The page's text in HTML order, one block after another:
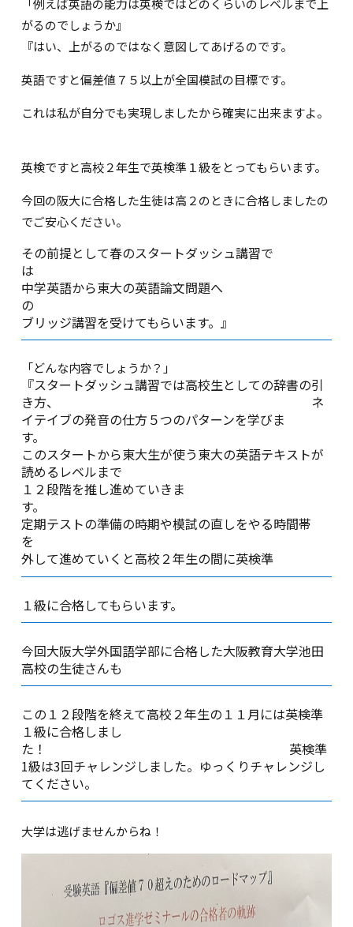
「例えば英語の能力は英検ではどのくらいのレベルまで上
がるのでしょうか』
『はい、上がるのではなく意図してあげるのです。
英語ですと偏差値７５以上が全国模試の目標です。
これは私が自分でも実現しましたから確実に出来ますよ。
英検ですと高校２年生で英検準１級をとってもらいます。
今回の阪大に合格した生徒は高２のときに合格しましたの
でご安心ください。
その前提として春のスタートダッシュ講習で
中学英語から東大の英語論文問題へ
ブリッジ講習を受けてもらいます。』
「どんな内容でしょうか？」
『スタートダッシュ講習では高校生としての辞書の引
き方、 ネ
イテイブの発音の仕方５つのパターンを学びま
す
このスタートから東大生が使う東大の英語テキストが
読めるレベルまで
１２段階を推し進めていきま
定期テストの準備の時期や模試の直しをやる時間帯
外して進めていくと高校２年生の間に英検準
１級に合格してもらいます。
今回大阪大学外国語学部に合格した大阪教育大学池田
高校の生徒さんも
この１２段階を終えて高校２年生の１１月には英検準
１級に合格しまし
た！ 英検準
1級は3回チャレンジしました。ゆっくりチャレンジし
てください。
大学は逃げませんからね！